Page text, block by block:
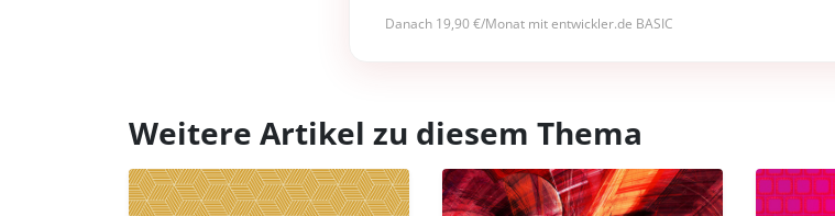
Danach 19,90 €/Monat mit entwickler.de BASIC
Weitere Artikel zu diesem Thema